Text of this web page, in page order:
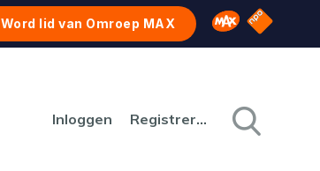
Word lid van Omroep MAX Omroep MAX
NPO
Inloggen Registreren